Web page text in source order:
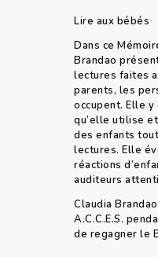
Lire aux bébés
Dans ce
Brandao
lectures faites
parents, les
occupent. Elle
qu’elle utilise
des enfants
lectures. Elle
réactions
auditeurs
Claudia
A.C.C.E.S.
de regagner le